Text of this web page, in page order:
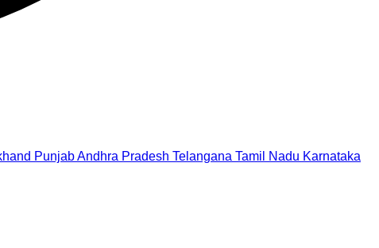
PunjabAndhra Pradesh Telangana Tamil Nadu Karnataka